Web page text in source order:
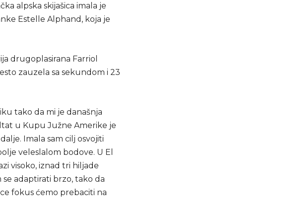
alpska skijašica imala je
Estelle Alphand, koja je
drugoplasirana Farriol
zauzela sa sekundom i 23
tako da mi je današnja
u Kupu Južne Amerike je
Imala sam cilj osvojiti
veleslalom bodove. U El
visoko, iznad tri hiljade
adaptirati brzo, tako da
fokus ćemo prebaciti na